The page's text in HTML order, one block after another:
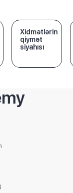
Xidmətlərin
qiymət
siyahısı